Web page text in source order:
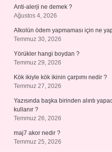
Anti-alerji ne demek ?
Ağustos 4, 2026
Alkolün ödem yapmaması için ne
Temmuz 30, 2026
Yörükler hangi boydan ?
Temmuz 29, 2026
Kök ikiyle kök ikinin çarpımı nedir ?
Temmuz 27, 2026
Yazısında başka birinden alıntı
kullanır ?
Temmuz 26, 2026
maj7 akor nedir ?
Temmuz 25, 2026